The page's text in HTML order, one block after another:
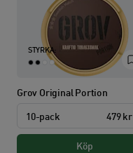
STYRKA:
Grov Original Portion
10-pack 479 kr
Köp